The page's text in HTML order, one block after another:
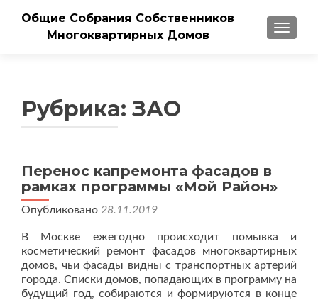
Общие Собрания Собственников
Многоквартирных Домов
Рубрика: ЗАО
Перенос капремонта фасадов в
рамках программы «Мой Район»
Опубликовано 28.11.2019
В Москве ежегодно происходит помывка и
косметический ремонт фасадов многоквартирных
домов, чьи фасады видны с транспортных артерий
города. Списки домов, попадающих в программу на
будущий год, собираются и формируются в конце
Навигация
по